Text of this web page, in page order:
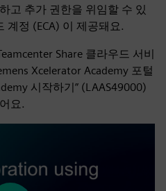
고 추가 권한을 위임할 수 있
계정 (ECA) 이 제공돼요.
Share 클라우드 서비
Xcelerator Academy 포털
시작하기” (LAAS49000)
요.